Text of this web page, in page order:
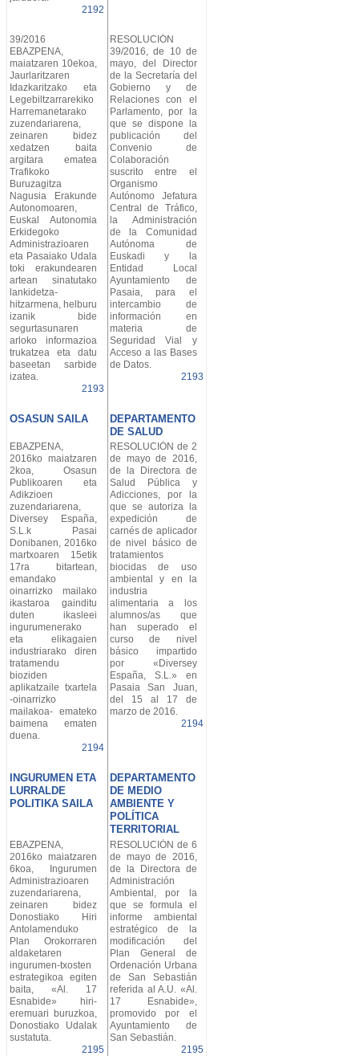
2192
39/2016
EBAZPENA,
maiatzaren 10ekoa,
Jaurlaritzaren
Idazkaritzako eta
Legebiltzarrarekiko
Harremanetarako
zuzendariarena,
zeinaren bidez
xedatzen baita
argitara ematea
Trafikoko
Buruzagitza
Nagusia Erakunde
Autonomoaren,
Euskal Autonomia
Erkidegoko
Administrazioaren
eta Pasaiako Udala
toki erakundearen
artean sinatutako
lankidetza-
hitzarmena, helburu
izanik bide
segurtasunaren
arloko informazioa
trukatzea eta datu
baseetan sarbide
izatea.
2193
RESOLUCIÓN
39/2016, de 10 de
mayo, del Director
de la Secretaría del
Gobierno y de
Relaciones con el
Parlamento, por la
que se dispone la
publicación del
Convenio de
Colaboración
suscrito entre el
Organismo
Autónomo Jefatura
Central de Tráfico,
la Administración
de la Comunidad
Autónoma de
Euskadi y la
Entidad Local
Ayuntamiento de
Pasaia, para el
intercambio de
información en
materia de
Seguridad Vial y
Acceso a las Bases
de Datos.
2193
OSASUN SAILA
DEPARTAMENTO
DE SALUD
EBAZPENA,
2016ko maiatzaren
2koa, Osasun
Publikoaren eta
Adikzioen
zuzendariarena,
Diversey España,
S.L.k Pasai
Donibanen, 2016ko
martxoaren 15etik
17ra bitartean,
emandako
oinarrizko mailako
ikastaroa gainditu
duten ikasleei
ingurumenerako
eta elikagaien
industriarako diren
tratamendu
bioziden
aplikatzaile txartela
-oinarrizko
mailakoa- emateko
baimena ematen
duena.
2194
RESOLUCIÓN de 2
de mayo de 2016,
de la Directora de
Salud Pública y
Adicciones, por la
que se autoriza la
expedición de
carnés de aplicador
de nivel básico de
tratamientos
biocidas de uso
ambiental y en la
industria
alimentaria a los
alumnos/as que
han superado el
curso de nivel
básico impartido
por «Diversey
España, S.L.» en
Pasaia San Juan,
del 15 al 17 de
marzo de 2016.
2194
INGURUMEN ETA
LURRALDE
POLITIKA SAILA
DEPARTAMENTO
DE MEDIO
AMBIENTE Y
POLÍTICA
TERRITORIAL
EBAZPENA,
2016ko maiatzaren
6koa, Ingurumen
Administrazioaren
zuzendariarena,
zeinaren bidez
Donostiako Hiri
Antolamenduko
Plan Orokorraren
aldaketaren
ingurumen-txosten
estrategikoa egiten
baita, «Al. 17
Esnabide» hiri-
eremuari buruzkoa,
Donostiako Udalak
sustatuta.
2195
RESOLUCIÓN de 6
de mayo de 2016,
de la Directora de
Administración
Ambiental, por la
que se formula el
informe ambiental
estratégico de la
modificación del
Plan General de
Ordenación Urbana
de San Sebastián
referida al A.U. «Al.
17 Esnabide»,
promovido por el
Ayuntamiento de
San Sebastián.
2195